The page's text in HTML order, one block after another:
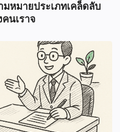
หมายประเภทเคล็ดลับ
นเราจ